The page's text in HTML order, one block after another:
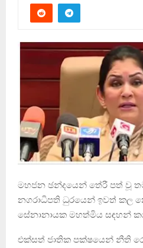
මහජන ඡන්දයෙන් තේරී පත් වූ
නගරාධිපති ධුරයෙන් ඉවත් කල
සේනානායක මහත්මිය සඳහන්
එක්සත් ජාතික පක්ෂයෙන් නීති